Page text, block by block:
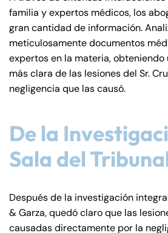
familia y expertos médicos, los
gran cantidad de información.
meticulosamente documentos
expertos en la materia, obteniendo
más clara de las lesiones del Sr.
negligencia que las causó.
De la
Sala del
Después de la investigación
& Garza, quedó claro que las
causadas directamente por la